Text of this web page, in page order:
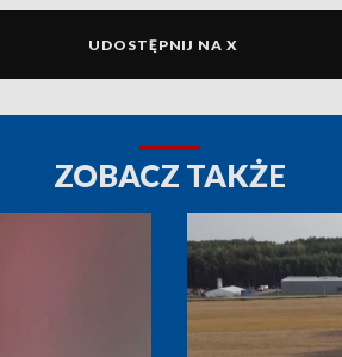
UDOSTĘPNIJ NA X
ZOBACZ TAKŻE